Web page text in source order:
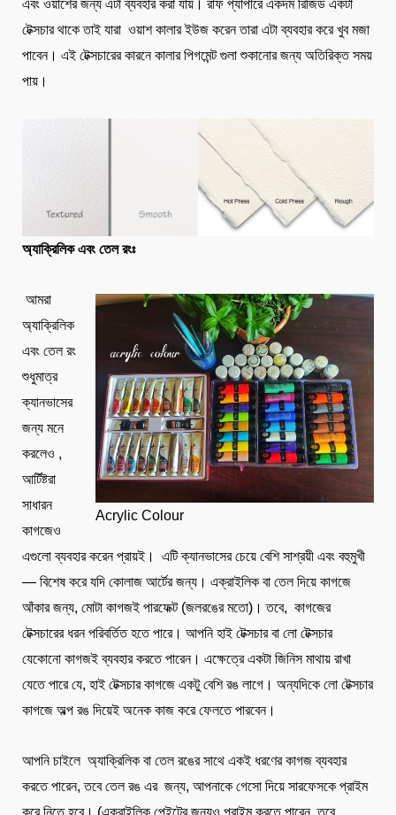
এবং ওয়াশের জন্য এটা ব্যবহার করা যায়। রাফ প্যাপারে একদম রিজিড একটা
টেক্সচার থাকে তাই যারা ওয়াশ কালার ইউজ করেন তারা এটা ব্যবহার করে খুব মজা
পাবেন। এই টেক্সচারের কারনে কালার পিগমেন্ট গুলা শুকানোর জন্য অতিরিক্ত সময়
পায়।
অ্যাক্রিলিক এবং তেল রংঃ
Acrylic Colour
আমরা
অ্যাক্রিলিক
এবং তেল রং
শুধুমাত্র
ক্যানভাসের
জন্য মনে
করলেও ,
আর্টিষ্টরা
সাধারন
কাগজেও
এগুলো ব্যবহার করেন প্রায়ই। এটি ক্যানভাসের চেয়ে বেশি সাশ্রয়ী এবং বহুমুখী
— বিশেষ করে যদি কোলাজ আর্টের জন্য। এক্রাইলিক বা তেল দিয়ে কাগজে
আঁকার জন্য, মোটা কাগজই পারফেক্ট (জলরঙের মতো)। তবে, কাগজের
টেক্সচারের ধরন পরিবর্তিত হতে পারে। আপনি হাই টেক্সচার বা লো টেক্সচার
যেকোনো কাগজই ব্যবহার করতে পারেন। এক্ষেত্রে একটা জিনিস মাথায় রাখা
যেতে পারে যে, হাই টেক্সচার কাগজে একটু বেশি রঙ লাগে। অন্যদিকে লো টেক্সচার
কাগজে অল্প রঙ দিয়েই অনেক কাজ করে ফেলতে পারবেন।
আপনি চাইলে অ্যাক্রিলিক বা তেল রঙের সাথে একই ধরণের কাগজ ব্যবহার
করতে পারেন, তবে তেল রঙ এর জন্য, আপনাকে গেসো দিয়ে সারফেসকে প্রাইম
করে নিতে হবে। (এক্রাইলিক পেইন্টের জন্যও প্রাইম করতে পারেন, তবে